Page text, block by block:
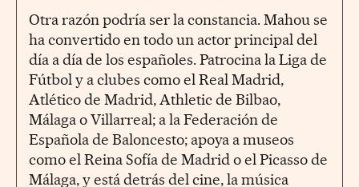
Otra razón podría ser la constancia. Mahou se
ha convertido en todo un actor principal del
día a día de los españoles. Patrocina la Liga de
Fútbol y a clubes como el Real Madrid,
Atlético de Madrid, Athletic de Bilbao,
Málaga o Villarreal; a la Federación de
Española de Baloncesto; apoya a museos
como el Reina Sofía de Madrid o el Picasso de
Málaga, y está detrás del cine, la música